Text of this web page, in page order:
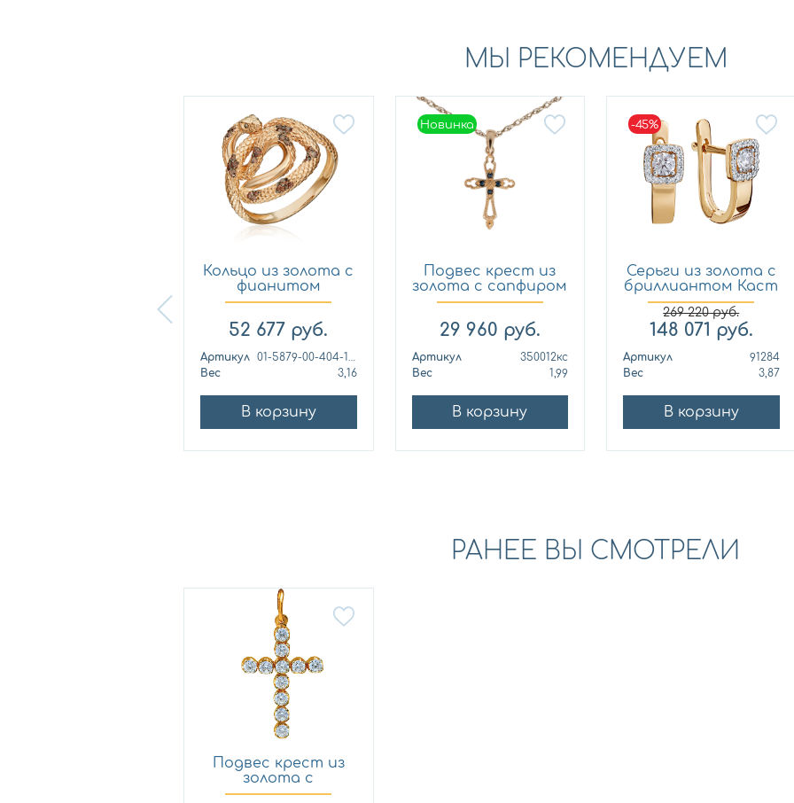
МЫ РЕКОМЕНДУЕМ
Кольцо из золота с
фианитом
Платина 0...
52 677 руб.
Артикул
01-5879-00-404-1110
Вес
3,16
В корзину
Новинка
Новинка
Подвес крест из
золота с сапфиром
Кло...
29 960 руб.
Артикул
350012кс
Вес
1,99
В корзину
-45%
Серьги из золота с
бриллиантом Каст
ю...
269 220руб.
148 071 руб.
Артикул
91284
Вес
3,87
В корзину
РАНЕЕ ВЫ СМОТРЕЛИ
Подвес крест из
золота с
фианитом Зол...